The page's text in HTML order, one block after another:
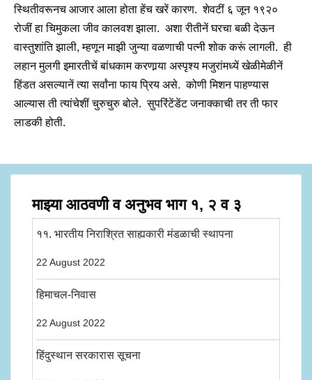
स्थितीवरूनच आजार आला होता हेंच खरें कारण. शेवटीं ६ जून १९२०
रोजीं हा चिमुकला जीव कालवश झाला. अशा रीतीनें घरचा बळी देऊन
वास्तुशांति झाली, म्हणून माझी जुन्या वळणाची पत्‍नी शोक करूं लागली. ही
लहान मुलगी इमारतीचें बांधकाम करणार्‍या अस्पृश्य मजुरांमध्यें खेळीमेळीनें
हिंडत असल्यानें त्या सर्वांना फाय प्रिय असे. कोणी मिशन पाहण्यास
आल्यास ती त्यांचेशीं चुरुचुरु बोले. सुपरिंटेंडेंट जनाक्काची तर ती फार
लाडकी होती.
माझ्या आठवणी व अनुभव भाग १, २ व ३
११. भारतीय निराश्रित साह्यकारी मंडळाची स्थापना
22 August 2022
हिमाचल-निवास
22 August 2022
हिंदुस्थान सरकारास सूचना